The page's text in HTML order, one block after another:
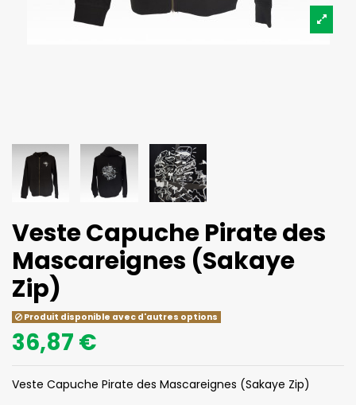
Veste Capuche Pirate des
Mascareignes (Sakaye
Zip)
Produit disponible avec d'autres options
36,87 €
Veste Capuche Pirate des Mascareignes (Sakaye Zip)